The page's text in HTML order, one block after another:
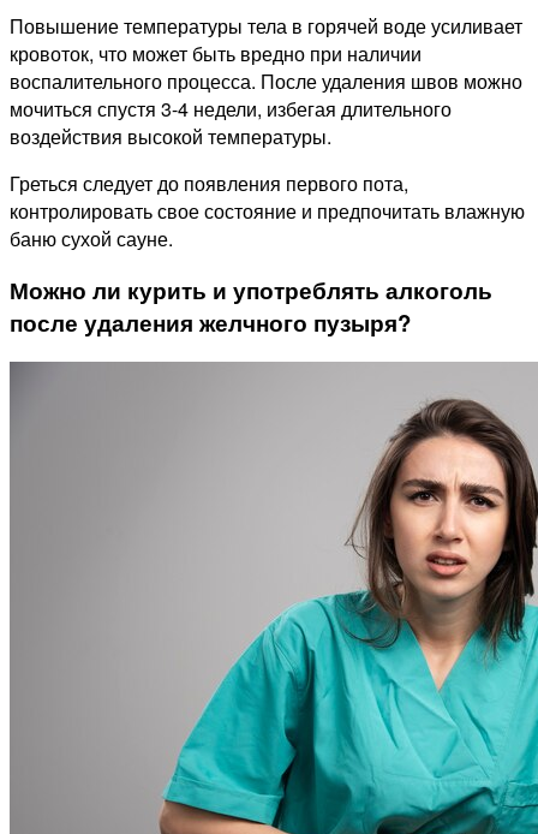
Повышение температуры тела в горячей воде усиливает
кровоток, что может быть вредно при наличии
воспалительного процесса. После удаления швов можно
мочиться спустя 3-4 недели, избегая длительного
воздействия высокой температуры.
Греться следует до появления первого пота,
контролировать свое состояние и предпочитать влажную
баню сухой сауне.
Можно ли курить и употреблять алкоголь
после удаления желчного пузыря?